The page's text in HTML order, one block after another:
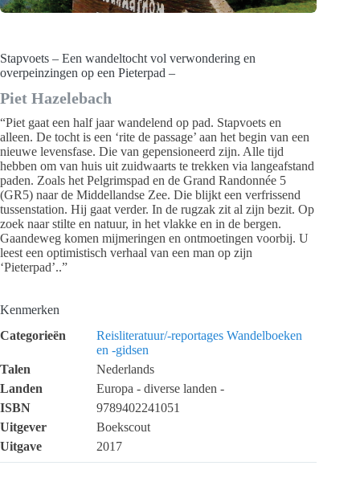
Stapvoets – Een wandeltocht vol verwondering en
overpeinzingen op een Pieterpad –
Piet Hazelebach
“Piet gaat een half jaar wandelend op pad. Stapvoets en
alleen. De tocht is een ‘rite de passage’ aan het begin van een
nieuwe levensfase. Die van gepensioneerd zijn. Alle tijd
hebben om van huis uit zuidwaarts te trekken via langeafstand
paden. Zoals het Pelgrimspad en de Grand Randonnée 5
(GR5) naar de Middellandse Zee. Die blijkt een verfrissend
tussenstation. Hij gaat verder. In de rugzak zit al zijn bezit. Op
zoek naar stilte en natuur, in het vlakke en in de bergen.
Gaandeweg komen mijmeringen en ontmoetingen voorbij. U
leest een optimistisch verhaal van een man op zijn
‘Pieterpad’..”
Kenmerken
Categorieën
Reisliteratuur/-reportages Wandelboeken
en -gidsen
Talen
Nederlands
Landen
Europa - diverse landen -
ISBN
9789402241051
Uitgever
Boekscout
Uitgave
2017